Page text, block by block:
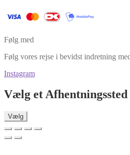
Følg med
Følg vores rejse i bevidst indretning
Instagram
Vælg et Afhentningssted
Vælg